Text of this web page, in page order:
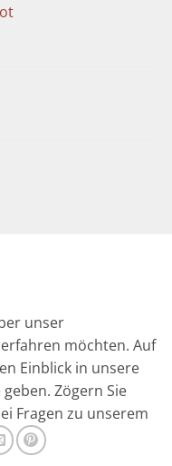
unser
möchten. Auf
Einblick in unsere
Zögern Sie
Fragen zu unserem